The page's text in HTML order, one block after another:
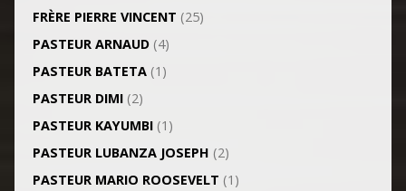
FRÈRE PIERRE VINCENT (25)
PASTEUR ARNAUD(4)
PASTEUR BATETA(1)
PASTEUR DIMI(2)
PASTEUR KAYUMBI(1)
PASTEUR LUBANZA JOSEPH (2)
PASTEUR MARIO ROOSEVELT (1)